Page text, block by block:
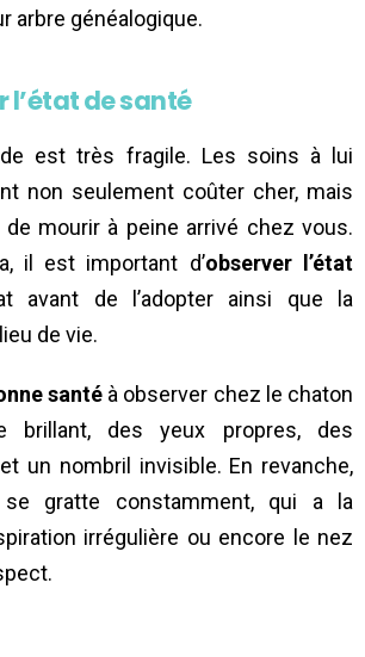
arbre généalogique.
l’état de santé
est très fragile. Les soins à lui
non seulement coûter cher, mais
mourir à peine arrivé chez vous.
il est important d’observer l’état
avant de l’adopter ainsi que la
de vie.
santéà observer chez le chaton
brillant, des yeux propres, des
un nombril invisible. En revanche,
gratte constamment, qui a la
irrégulière ou encore le nez